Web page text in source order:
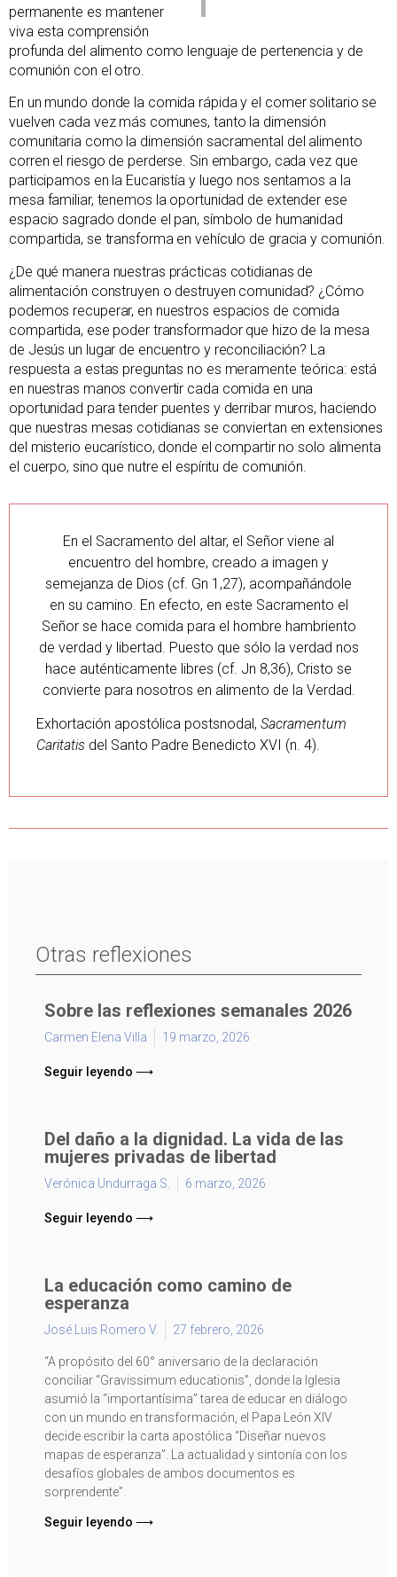
Otras reflexiones
Sobre las reflexiones semanales 2026
Carmen Elena Villa 19 marzo, 2026
Seguir leyendo ⟶
Del daño a la dignidad. La vida de las
mujeres privadas de libertad
Verónica Undurraga S. 6 marzo, 2026
Seguir leyendo ⟶
La educación como camino de
esperanza
José Luis Romero V. 27 febrero, 2026
“A propósito del 60° aniversario de la declaración
conciliar “Gravissimum educationis”, donde la Iglesia
asumió la “importantísima” tarea de educar en diálogo
con un mundo en transformación, el Papa León XIV
decide escribir la carta apostólica “Diseñar nuevos
mapas de esperanza”. La actualidad y sintonía con los
desafíos globales de ambos documentos es
sorprendente”.
Seguir leyendo ⟶
permanente es mantener
viva esta comprensión
profunda del alimento como lenguaje de pertenencia y de
comunión con el otro.
En un mundo donde la comida rápida y el comer solitario se
vuelven cada vez más comunes, tanto la dimensión
comunitaria como la dimensión sacramental del alimento
corren el riesgo de perderse. Sin embargo, cada vez que
participamos en la Eucaristía y luego nos sentamos a la
mesa familiar, tenemos la oportunidad de extender ese
espacio sagrado donde el pan, símbolo de humanidad
compartida, se transforma en vehículo de gracia y comunión.
¿De qué manera nuestras prácticas cotidianas de
alimentación construyen o destruyen comunidad? ¿Cómo
podemos recuperar, en nuestros espacios de comida
compartida, ese poder transformador que hizo de la mesa
de Jesús un lugar de encuentro y reconciliación? La
respuesta a estas preguntas no es meramente teórica: está
en nuestras manos convertir cada comida en una
oportunidad para tender puentes y derribar muros, haciendo
que nuestras mesas cotidianas se conviertan en extensiones
del misterio eucarístico, donde el compartir no solo alimenta
el cuerpo, sino que nutre el espíritu de comunión.
En el Sacramento del altar, el Señor viene al
encuentro del hombre, creado a imagen y
semejanza de Dios (cf. Gn 1,27), acompañándole
en su camino. En efecto, en este Sacramento el
Señor se hace comida para el hombre hambriento
de verdad y libertad. Puesto que sólo la verdad nos
hace auténticamente libres (cf. Jn 8,36), Cristo se
convierte para nosotros en alimento de la Verdad.
Exhortación apostólica postsnodal, Sacramentum
Caritatis del Santo Padre Benedicto XVI (n. 4).